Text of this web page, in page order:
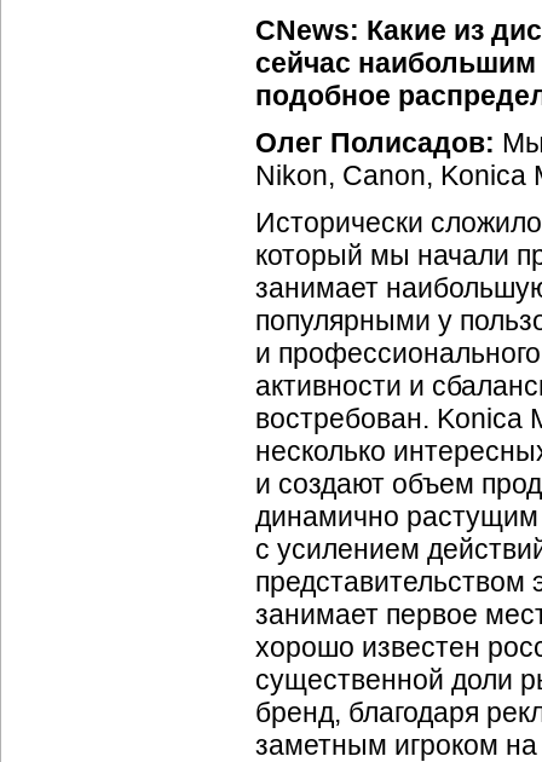
CNews: Какие из
сейчас наибольшим
подобное
Олег Полисадов: Мы
Nikon, Canon, Konica
Исторически
который мы начали
занимает
популярными у
и
активности и
востребован. Konica
несколько
и создают объем
динамично растущим
с усилением
представительством
занимает первое
хорошо известен
существенной доли
бренд, благодаря
заметным игроком